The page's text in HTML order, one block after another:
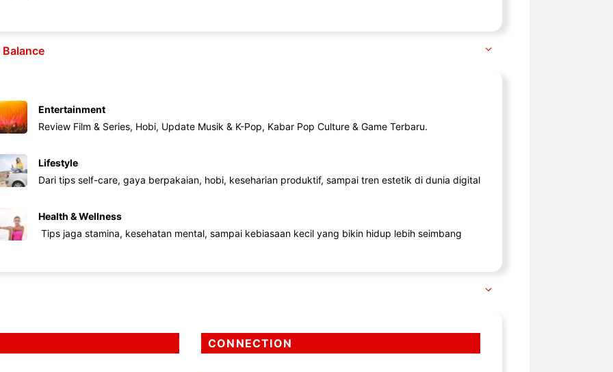
Balance
Entertainment
Review Film & Series, Hobi, Update Musik & K-Pop, Kabar Pop Culture & Game Terbaru.
Lifestyle
Dari tips self-care, gaya berpakaian, hobi, keseharian produktif, sampai tren estetik di dunia digital
Health & Wellness
Tips jaga stamina, kesehatan mental, sampai kebiasaan kecil yang bikin hidup lebih seimbang
CONNECTION